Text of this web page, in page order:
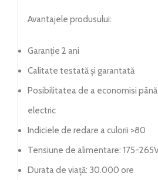
Avantajele produsului:
Garanție 2 ani
Calitate testată și garantată
Posibilitatea de a economisi
electric
Indiciele de redare a culorii >80
Tensiune de alimentare: 175-
Durata de viață: 30.000 ore